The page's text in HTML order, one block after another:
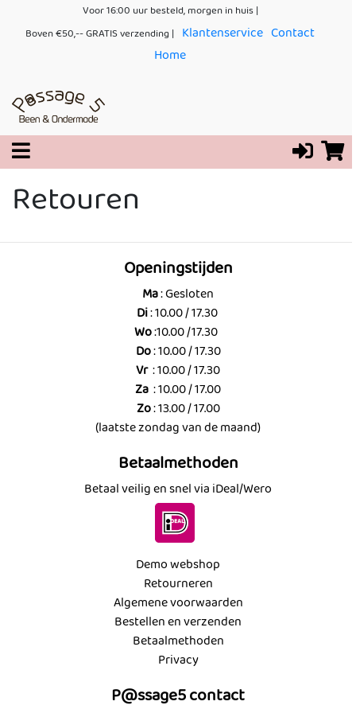
Voor 16:00 uur besteld, morgen in huis |
Boven €50,-- GRATIS verzending | Klantenservice Contact
Home
Retouren
Openingstijden
Ma: Gesloten
Di: 10.00 / 17.30
Wo:10.00 /17.30
Do: 10.00 / 17.30
Vr: 10.00 / 17.30
Za : 10.00 / 17.00
Zo: 13.00 / 17.00
(laatste zondag van de maand)
Betaalmethoden
Betaal veilig en snel via iDeal/Wero
Demo webshop
Retourneren
Algemene voorwaarden
Bestellen en verzenden
Betaalmethoden
Privacy
P@ssage5 contact